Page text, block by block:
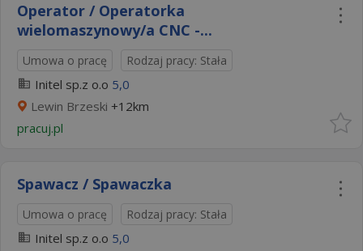
Operator / Operatorka
wielomaszynowy/a CNC -...
Umowa o pracę Rodzaj pracy: Stała
Initel sp.z o.o 5,0
Lewin Brzeski +12km
pracuj.pl
Spawacz / Spawaczka
Umowa o pracę Rodzaj pracy: Stała
Initel sp.z o.o 5,0